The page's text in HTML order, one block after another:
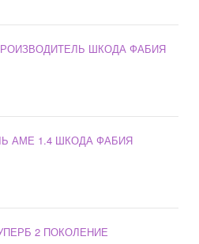
ШКОДА ФАБИЯ
АМЕ 1.4 ШКОДА ФАБИЯ
2 ПОКОЛЕНИЕ